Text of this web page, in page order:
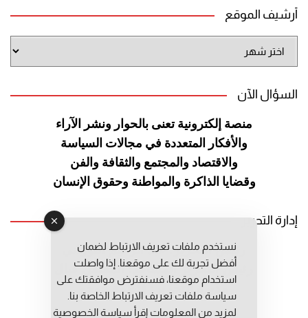
أرشيف الموقع
الموقع
السؤال الآن
منصة إلكترونية تعنى بالحوار ونشر الآراء
والأفكار المتعددة في مجالات السياسة
والاقتصاد والمجتمع والثقافة والفن
وقضايا الذاكرة والمواطنة وحقوق الإنسان
إدارة التحرير
رئيس التحرير: عبد الرحيم التوراني
رئيس التحرير المساعد: المعطي قبال
مديرة التحرير: فاطمة حوحو
نستخدم ملفات تعريف الارتباط لضمان
أفضل تجربة لك على موقعنا. إذا واصلت
استخدام موقعنا، فسنفترض موافقتك على
سياسة ملفات تعريف الارتباط الخاصة بنا.
لمزيد من المعلومات إقرأ سياسة الخصوصية